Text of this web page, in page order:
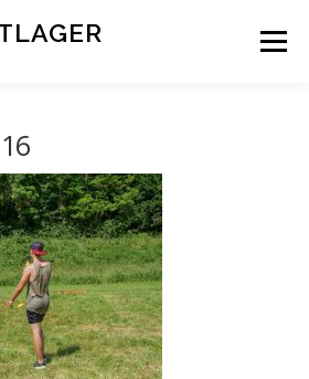
Menü
VERANSTALTUNGEN